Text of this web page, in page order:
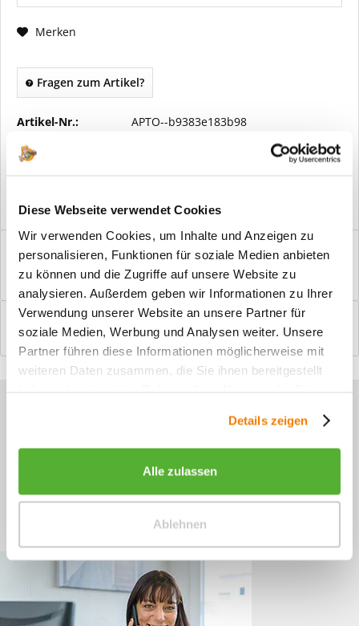
Diese Webseite verwendet Cookies
Wir verwenden Cookies, um Inhalte und Anzeigen zu
personalisieren, Funktionen für soziale Medien anbieten
zu können und die Zugriffe auf unsere Website zu
analysieren. Außerdem geben wir Informationen zu Ihrer
Verwendung unserer Website an unsere Partner für
soziale Medien, Werbung und Analysen weiter. Unsere
Partner führen diese Informationen möglicherweise mit
weiteren Daten zusammen, die Sie ihnen bereitgestellt
Details zeigen
Alle zulassen
Ablehnen
Merken
Fragen zum Artikel?
Artikel-Nr.: APTO--b9383e183b98
Vorteile
Windfangelemente online am Bildschirm konfigurieren und
einbaufertig bestellen. In wenigen...
Bewertungen
0
Bewertungen lesen, schreiben und diskutieren...mehr
Sie haben Fragen zu unseren
+49 (0)4244 965 34 04
Mo - Do, 09:00 - 16:00 Uhr
und Fr, 09:00 - 13:00 Uhr